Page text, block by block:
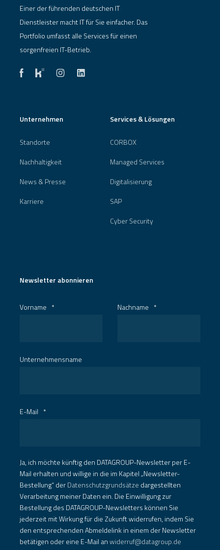
Einer der führenden deutschen IT
Dienstleister macht IT für Sie einfacher. Das
Portfolio umfasst alle Services für einen
sorgenfreien IT-Betrieb.
Unternehmen
Standorte
Nachhaltigkeit
News & Presse
Karriere
Services & Lösungen
CORBOX
Managed Services
Digitalisierung
SAP
Cyber Security
Newsletter abonnieren
Vorname * Nachname *
Unternehmensname
E-Mail *
Ja, ich möchte künftig den DATAGROUP-Newsletter per E-
Mail erhalten und willige in die im Kapitel „Newsletter-
Bestellung“ derDatenschutzgrundsätze dargestellten
Verarbeitung meiner Daten ein. Die Einwilligung zur
Bestellung des DATAGROUP-Newsletters können Sie
jederzeit mit Wirkung für die Zukunft widerrufen, indem Sie
den entsprechenden Abmeldelink in einem der Newsletter
betätigen oder eine E-Mail anwiderruf@datagroup.de